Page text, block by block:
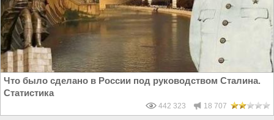
Что было сделано в России под руководством Сталина.
Статистика
442 323 18 707